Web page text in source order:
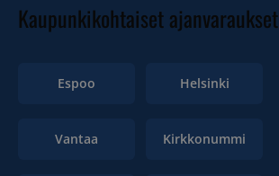
Kaupunkikohtaiset ajanvaraukset
Espoo Helsinki
Vantaa Kirkkonummi